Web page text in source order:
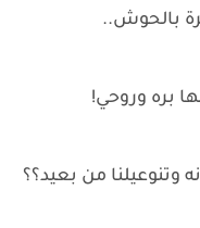
بالحوش..
بره وروحي!
وتنوعيلنا من بعيد؟؟